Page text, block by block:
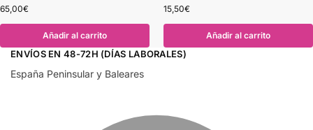
65,00€
Añadir al carrito
15,50€
Añadir al carrito
ENVÍOS EN 48-72H (DÍAS LABORALES)
España Peninsular y Baleares